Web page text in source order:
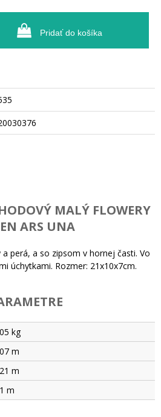
Pridať do košíka
MALÝ FLOWERY
ARS UNA
perá, a so zipsom v hornej časti. Vo
úchytkami. Rozmer: 21x10x7cm.
kg
m
m
m